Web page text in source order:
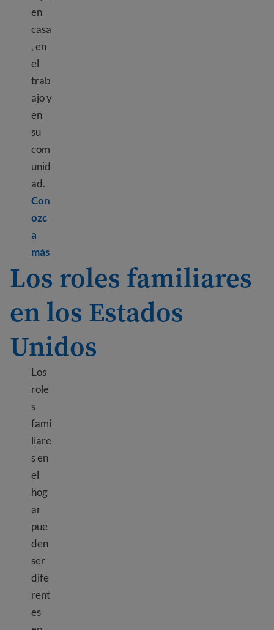
en
casa
, en
el
trab
ajo y
en
su
com
unid
ad.
Con
ozc
a
másLearn more about Understanding rights and
Los roles familiares
en los Estados
Unidos
Los
role
s
fami
liare
s en
el
hog
ar
pue
den
ser
dife
rent
es